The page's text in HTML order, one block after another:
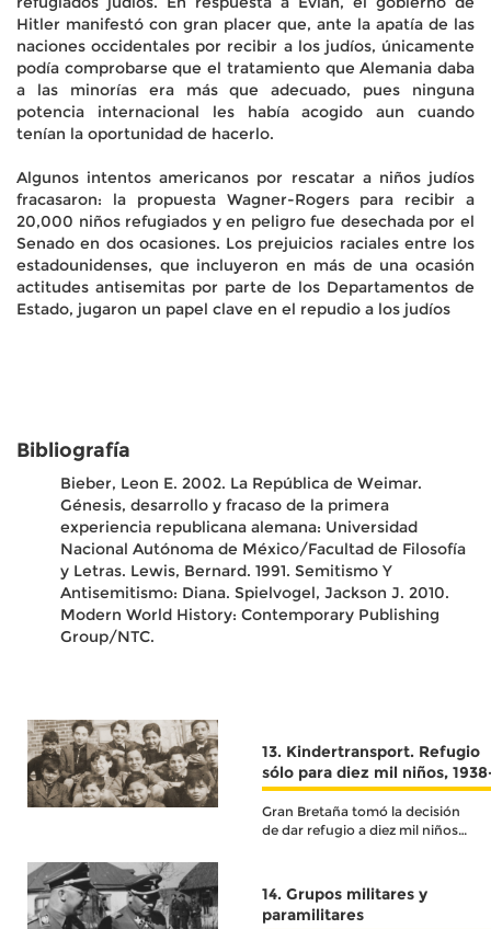
Hitler manifestó con gran placer que, ante la apatía de las
naciones occidentales por recibir a los judíos, únicamente
podía comprobarse que el tratamiento que Alemania daba
a las minorías era más que adecuado, pues ninguna
potencia internacional les había acogido aun cuando
tenían la oportunidad de hacerlo.
Algunos intentos americanos por rescatar a niños judíos
fracasaron: la propuesta Wagner-Rogers para recibir a
20,000 niños refugiados y en peligro fue desechada por el
Senado en dos ocasiones. Los prejuicios raciales entre los
estadounidenses, que incluyeron en más de una ocasión
actitudes antisemitas por parte de los Departamentos de
Estado, jugaron un papel clave en el repudio a los judíos
Bibliografía
Bieber, Leon E. 2002. La República de Weimar.
Génesis, desarrollo y fracaso de la primera
experiencia republicana alemana: Universidad
Nacional Autónoma de México/Facultad de Filosofía
y Letras. Lewis, Bernard. 1991. Semitismo Y
Antisemitismo: Diana. Spielvogel, Jackson J. 2010.
Modern World History: Contemporary Publishing
Group/NTC.
13. Kindertransport. Refugio
sólo para diez mil niños,
1940
Gran Bretaña tomó la decisión
de dar refugio a diez mil niños
sin sus padres
14. Grupos militares y
paramilitares